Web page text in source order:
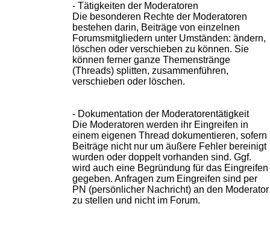
- Tätigkeiten der Moderatoren
Die besonderen Rechte der Moderatoren
bestehen darin, Beiträge von einzelnen
Forumsmitgliedern unter Umständen: ändern,
löschen oder verschieben zu können. Sie
können ferner ganze Themenstränge
(Threads) splitten, zusammenführen,
verschieben oder löschen.
- Dokumentation der Moderatorentätigkeit
Die Moderatoren werden ihr Eingreifen in
einem eigenen Thread dokumentieren, sofern
Beiträge nicht nur um äußere Fehler bereinigt
wurden oder doppelt vorhanden sind. Ggf.
wird auch eine Begründung für das Eingreifen
gegeben. Anfragen zum Eingreifen sind per
PN (persönlicher Nachricht) an den Moderator
zu stellen und nicht im Forum.